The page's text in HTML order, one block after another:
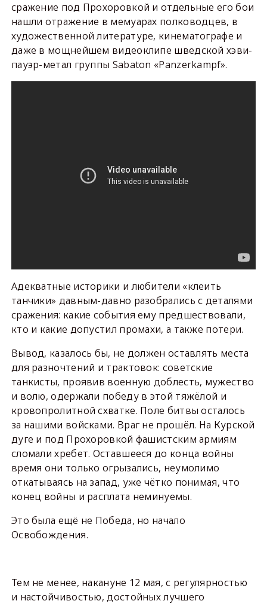
сражение под Прохоровкой и отдельные его бои
нашли отражение в мемуарах полководцев, в
художественной литературе, кинематографе и
даже в мощнейшем видеоклипе шведской хэви-
пауэр-метал группы Sabaton «Panzerkampf».
Адекватные историки и любители «клеить
танчики» давным-давно разобрались с деталями
сражения: какие события ему предшествовали,
кто и какие допустил промахи, а также потери.
Вывод, казалось бы, не должен оставлять места
для разночтений и трактовок: советские
танкисты, проявив военную доблесть, мужество
и волю, одержали победу в этой тяжёлой и
кровопролитной схватке. Поле битвы осталось
за нашими войсками. Враг не прошёл. На Курской
дуге и под Прохоровкой фашистским армиям
сломали хребет. Оставшееся до конца войны
время они только огрызались, неумолимо
откатываясь на запад, уже чётко понимая, что
конец войны и расплата неминуемы.
Это была ещё не Победа, но начало
Освобождения.
Тем не менее, накануне 12 мая, с регулярностью
и настойчивостью, достойных лучшего